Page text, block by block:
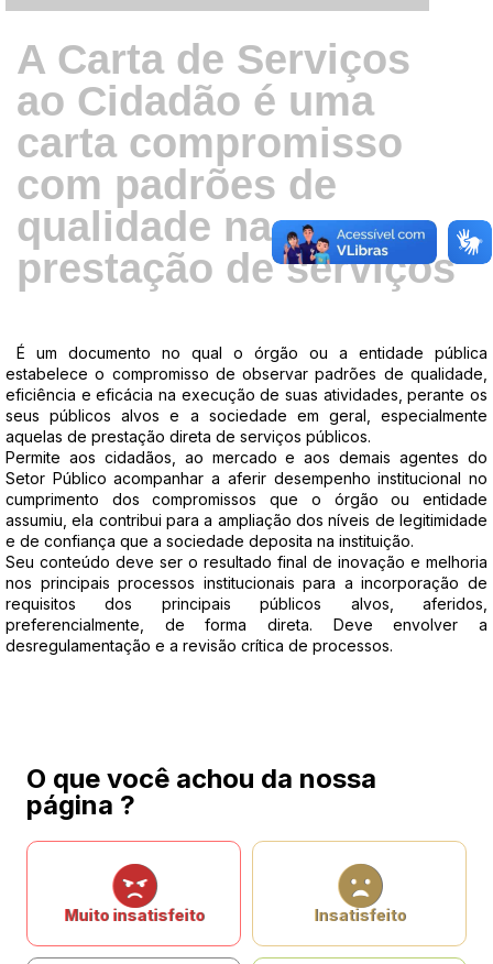
A Carta de Serviços
ao Cidadão é uma
carta compromisso
com padrões de
qualidade na
prestação de serviços
É um documento no qual o órgão ou a entidade pública
estabelece o compromisso de observar padrões de qualidade,
eficiência e eficácia na execução de suas atividades, perante os
seus públicos alvos e a sociedade em geral, especialmente
aquelas de prestação direta de serviços públicos.
Permite aos cidadãos, ao mercado e aos demais agentes do
Setor Público acompanhar a aferir desempenho institucional no
cumprimento dos compromissos que o órgão ou entidade
assumiu, ela contribui para a ampliação dos níveis de legitimidade
e de confiança que a sociedade deposita na instituição.
Seu conteúdo deve ser o resultado final de inovação e melhoria
nos principais processos institucionais para a incorporação de
requisitos dos principais públicos alvos, aferidos,
preferencialmente, de forma direta. Deve envolver a
desregulamentação e a revisão crítica de processos.
O que você achou da nossa
página ?
Muito insatisfeito Insatisfeito